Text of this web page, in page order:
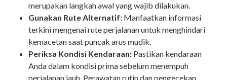
merupakan langkah awal yang wajib dilakukan.
Gunakan Rute Alternatif: Manfaatkan informasi
terkini mengenai rute perjalanan untuk menghindari
kemacetan saat puncak arus mudik.
Periksa Kondisi Kendaraan: Pastikan kendaraan
Anda dalam kondisi prima sebelum menempuh
perjalanan jauh. Perawatan rutin dan pengecekan